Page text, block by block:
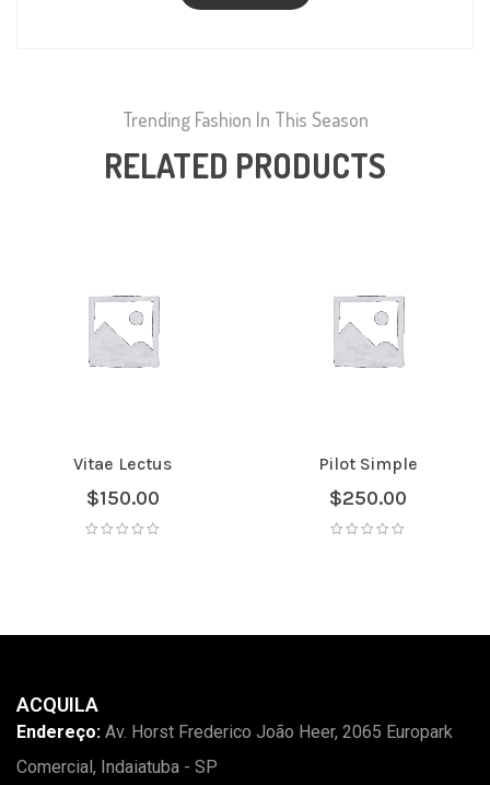
Trending Fashion In This Season
RELATED PRODUCTS
Vitae Lectus
$150.00
Pilot Simple
$250.00
ACQUILA
Endereço: Av. Horst Frederico João Heer, 2065 Europark
Comercial, Indaiatuba - SP